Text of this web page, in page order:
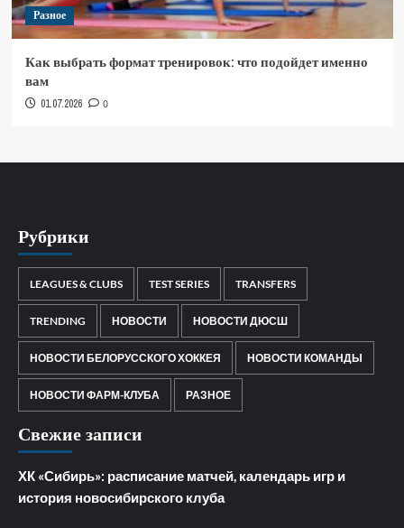
Разное
Как выбрать формат тренировок: что подойдет именно
вам
01.07.2026 0
Рубрики
LEAGUES & CLUBS TEST SERIES TRANSFERS
TRENDING НОВОСТИ НОВОСТИ ДЮСШ
НОВОСТИ БЕЛОРУССКОГО ХОККЕЯ НОВОСТИ КОМАНДЫ
НОВОСТИ ФАРМ-КЛУБА РАЗНОЕ
Свежие записи
ХК «Сибирь»: расписание матчей, календарь игр и
история новосибирского клуба